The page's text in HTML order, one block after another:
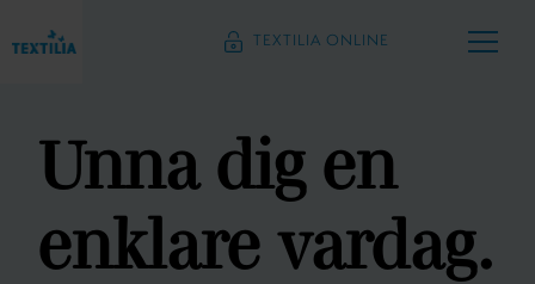
TEXTILIA ONLINE
Unna dig en
enklare vardag.